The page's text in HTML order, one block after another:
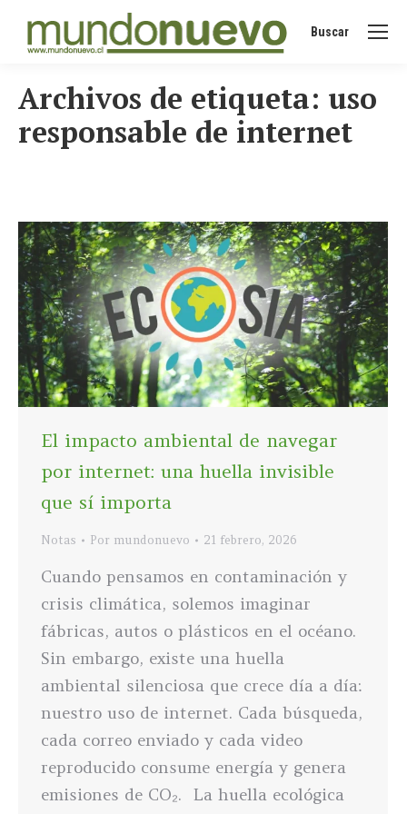
Buscar:
Buscar
Archivos de etiqueta: uso
responsable de internet
El impacto ambiental de navegar
por internet: una huella invisible
que sí importa
Notas Por mundonuevo 21 febrero, 2026
Cuando pensamos en contaminación y
crisis climática, solemos imaginar
fábricas, autos o plásticos en el océano.
Sin embargo, existe una huella
ambiental silenciosa que crece día a día:
nuestro uso de internet. Cada búsqueda,
cada correo enviado y cada video
reproducido consume energía y genera
emisiones de CO₂. La huella ecológica